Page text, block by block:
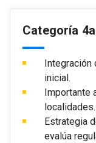
Categoría 4a
Integración
inicial.
Importante
localidades.
Estrategia
evalúa